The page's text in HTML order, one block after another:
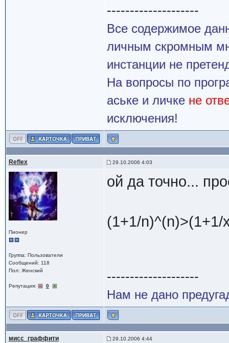
--------------------
Все содержимое
личным скромным
инстанции не
На вопросы по
аське и личке не
исключения!
Reflex 29.10.2006 4:03
Пионер
Группа: Пользователи
Сообщений: 118
Пол: Женский
Репутация: 0
ой да точно...
(1+1/
--------------------
Нам не дано
мисс_граффити 29.10.2006 4:44